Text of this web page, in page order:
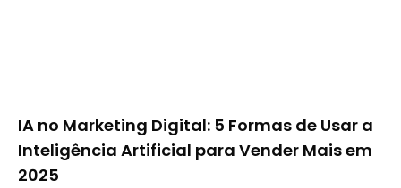
IA no Marketing Digital: 5 Formas de Usar a
Inteligência Artificial para Vender Mais em
2025